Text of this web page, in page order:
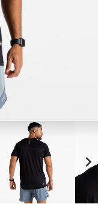
chevron_right